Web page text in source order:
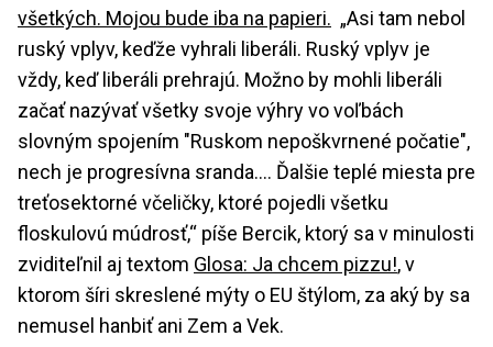
všetkých. Mojou bude iba na papieri. „Asi tam nebol
ruský vplyv, keďže vyhrali liberáli. Ruský vplyv je
vždy, keď liberáli prehrajú. Možno by mohli liberáli
začať nazývať všetky svoje výhry vo voľbách
slovným spojením "Ruskom nepoškvrnené počatie",
nech je progresívna sranda…. Ďalšie teplé miesta pre
treťosektorné včeličky, ktoré pojedli všetku
floskulovú múdrosť,“ píše Bercik, ktorý sa v minulosti
zviditeľnil aj textom Glosa: Ja chcem pizzu!, v
ktorom šíri skreslené mýty o EU štýlom, za aký by sa
nemusel hanbiť ani Zem a Vek.